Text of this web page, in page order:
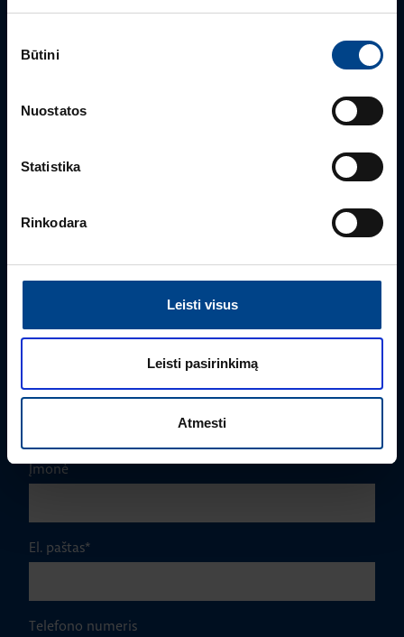
pasirinkimas
Būtini
Nuostatos
Statistika
Rinkodara
Leisti visus
Leisti pasirinkimą
Atmesti
rimvydas.bieksa@utugroup.com
Pavardė*
Įmonė
El. paštas*
Telefono numeris